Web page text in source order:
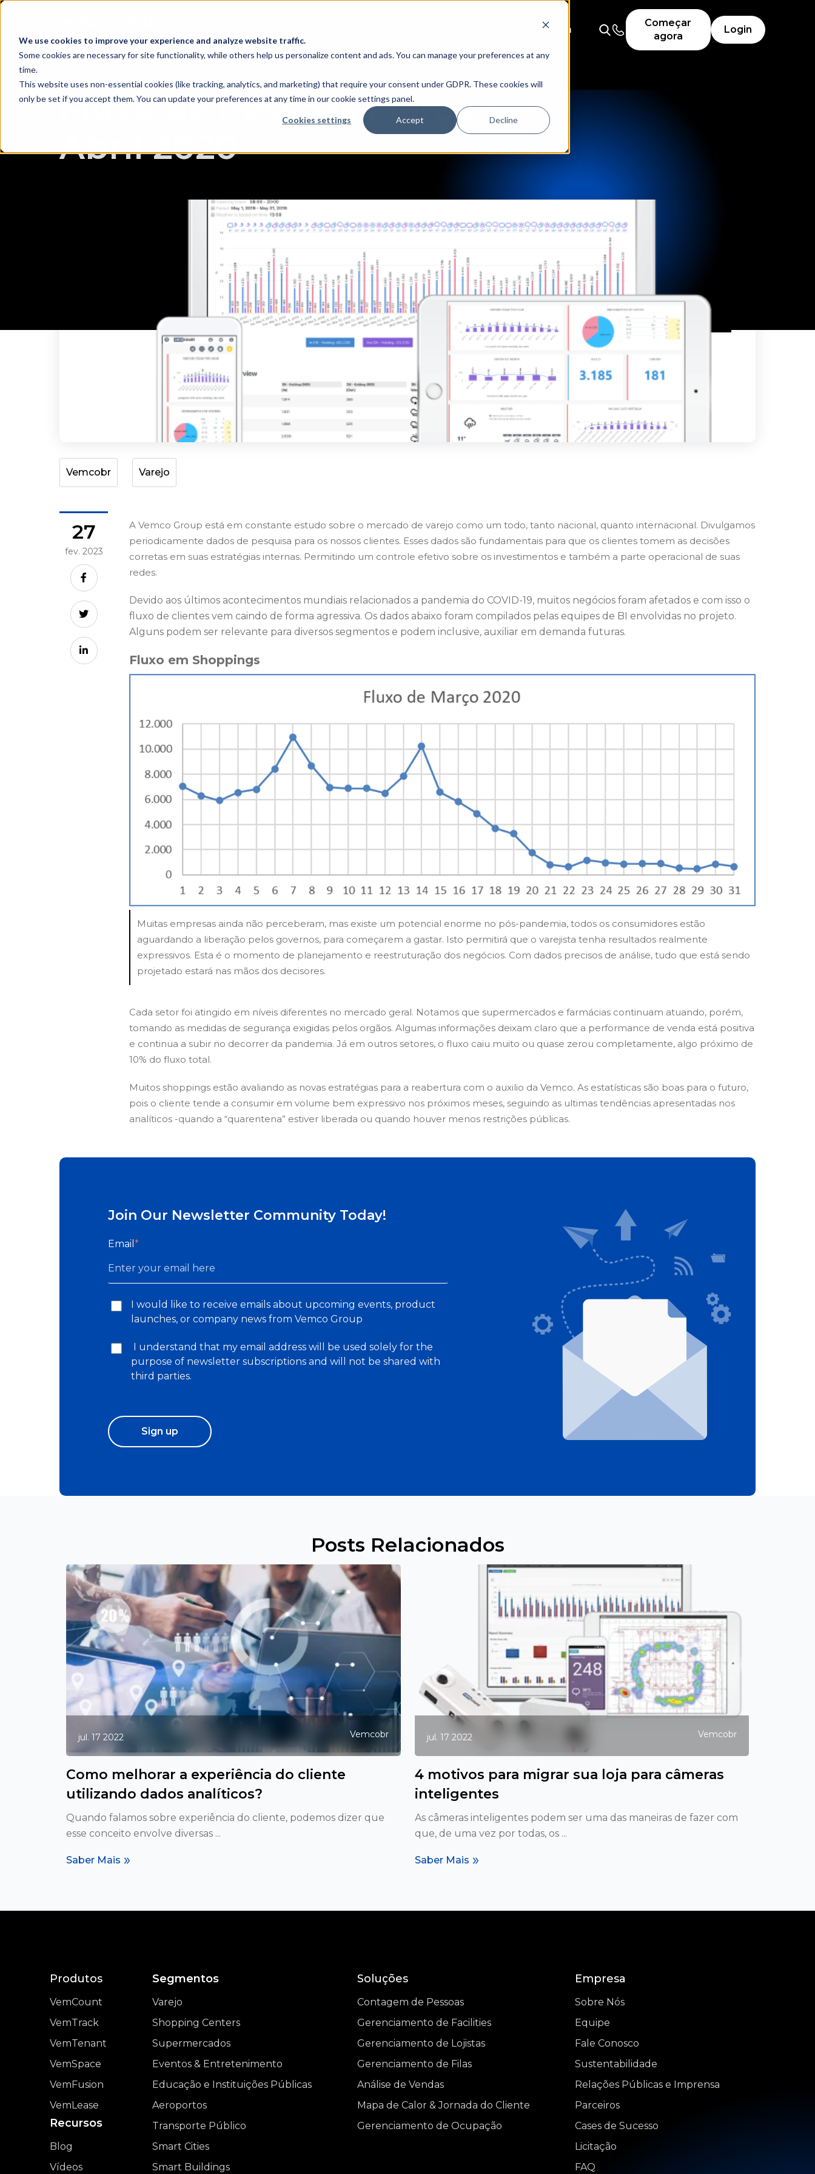
We use cookies to improve your experience and analyze website traffic.
Some cookies are necessary for site functionality, while others help us personalize content and ads. You can manage your preferences at any
time.
This website uses non-essential cookies (like tracking, analytics, and marketing) that require your consent under GDPR. These cookies will
only be set if you accept them. You can update your preferences at any time in our cookie settings panel.
Cookies settings Accept Decline
Empresa
Começar
agora
Login
Fluxo de Pessoas Março e
Abril 2020
Vemcobr Varejo
27
fev. 2023
A Vemco Group está em constante estudo sobre o mercado de varejo como um todo, tanto nacional, quanto internacional. Divulgamos
periodicamente dados de pesquisa para os nossos clientes. Esses dados são fundamentais para que os clientes tomem as decisões
corretas em suas estratégias internas. Permitindo um controle efetivo sobre os investimentos e também a parte operacional de suas
redes.
Devido aos últimos acontecimentos mundiais relacionados a pandemia do COVID-19, muitos negócios foram afetados e com isso o
fluxo de clientes vem caindo de forma agressiva. Os dados abaixo foram compilados pelas equipes de BI envolvidas no projeto.
Alguns podem ser relevante para diversos segmentos e podem inclusive, auxiliar em demanda futuras.
Fluxo em Shoppings
Muitas empresas ainda não perceberam, mas existe um potencial enorme no pós-pandemia, todos os consumidores estão
aguardando a liberação pelos governos, para começarem a gastar. Isto permitirá que o varejista tenha resultados realmente
expressivos. Esta é o momento de planejamento e reestruturação dos negócios. Com dados precisos de análise, tudo que está sendo
projetado estará nas mãos dos decisores.
Cada setor foi atingido em níveis diferentes no mercado geral. Notamos que supermercados e farmácias continuam atuando, porém,
tomando as medidas de segurança exigidas pelos orgãos. Algumas informações deixam claro que a performance de venda está positiva
e continua a subir no decorrer da pandemia. Já em outros setores, o fluxo caiu muito ou quase zerou completamente, algo próximo de
10% do fluxo total.
Muitos shoppings estão avaliando as novas estratégias para a reabertura com o auxilio da Vemco. As estatísticas são boas para o futuro,
pois o cliente tende a consumir em volume bem expressivo nos próximos meses, seguindo as ultimas tendências apresentadas nos
analíticos -quando a “quarentena” estiver liberada ou quando houver menos restrições públicas.
Join Our Newsletter Community Today!
Email *
I would like to receive emails about upcoming events, product
launches, or company news from Vemco Group
I understand that my email address will be used solely for the
purpose of newsletter subscriptions and will not be shared with
third parties.
Posts Relacionados
jul. 17 2022 Vemcobr
Como melhorar a experiência do cliente
utilizando dados analíticos?
Quando falamos sobre experiência do cliente, podemos dizer que
esse conceito envolve diversas ...
Saber Mais
jul. 17 2022 Vemcobr
4 motivos para migrar sua loja para câmeras
inteligentes
As câmeras inteligentes podem ser uma das maneiras de fazer com
que, de uma vez por todas, os ...
Saber Mais
Produtos
VemCount
VemTrack
VemTenant
VemSpace
VemFusion
VemLease
Recursos
Blog
Vídeos
Segmentos
Varejo
Shopping Centers
Supermercados
Eventos & Entretenimento
Educação e Instituições Públicas
Aeroportos
Transporte Público
Smart Cities
Smart Buildings
Soluções
Contagem de Pessoas
Gerenciamento de Facilities
Gerenciamento de Lojistas
Gerenciamento de Filas
Análise de Vendas
Mapa de Calor & Jornada do Cliente
Gerenciamento de Ocupação
Empresa
Sobre Nós
Equipe
Fale Conosco
Sustentabilidade
Relações Públicas e Imprensa
Parceiros
Cases de Sucesso
Licitação
FAQ